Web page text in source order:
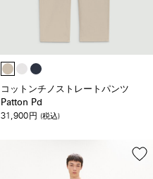
コットンチノストレートパンツ
Patton Pd
31,900円 (税込)